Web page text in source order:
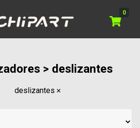
0
> deslizantes
deslizantes